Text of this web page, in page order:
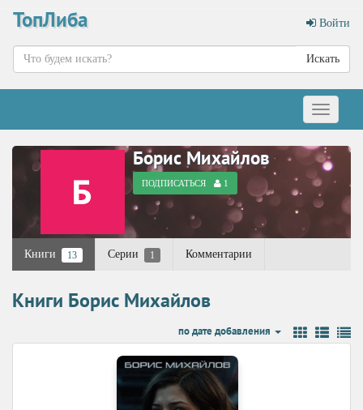
ТопЛиба Войти
Искать
Меню
Борис Михайлов
ПОДПИСАТЬСЯ 1
Книги 13 Серии 1 Комментарии
Книги Борис Михайлов
по дате добавления